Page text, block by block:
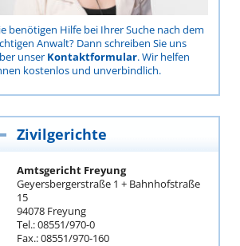
benötigen Hilfe bei Ihrer Suche nach dem
Anwalt? Dann schreiben Sie uns
unser Kontaktformular. Wir helfen
kostenlos und unverbindlich.
Zivilgerichte
Amtsgericht Freyung
Geyersbergerstraße 1 + Bahnhofstraße
15
94078 Freyung
Tel.: 08551/970-0
Fax.: 08551/970-160